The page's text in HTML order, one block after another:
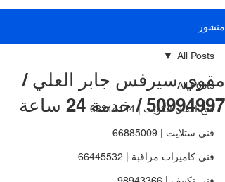
منشور
All Posts
فتح اقفال الكويت | 66214144
فني ستلايت | 66885009
فني كاميرات مراقبة | 66445532
All Posts
مقوي سيرفس جابر العلي /
50994997 / خدمة 24 ساعة